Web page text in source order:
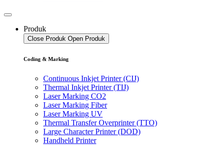
Produk
Close Produk Open Produk
Coding & Marking
Continuous Inkjet Printer (CIJ)
Thermal Inkjet Printer (TIJ)
Laser Marking CO2
Laser Marking Fiber
Laser Marking UV
Thermal Transfer Overprinter (TTO)
Large Character Printer (DOD)
Handheld Printer